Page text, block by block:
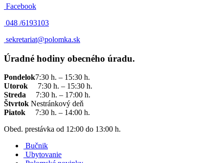
Facebook
048 /6193103
sekretariat@polomka.sk
Úradné hodiny obecného úradu.
Pondelok7:30 h. – 15:30 h.
Utorok 7:30 h. – 15:30 h.
Streda 7:30 h. – 17:00 h.
Štvrtok Nestránkový deň
Piatok
7:30 h. – 14:00 h.
Obed. prestávka od 12:00 do 13:00 h.
Bučnik
Ubytovanie